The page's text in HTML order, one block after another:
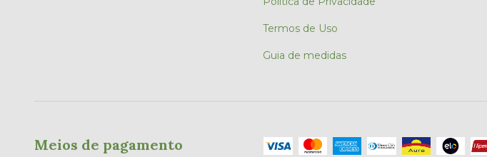
Termos de Uso
Guia de medidas
Meios de pagamento